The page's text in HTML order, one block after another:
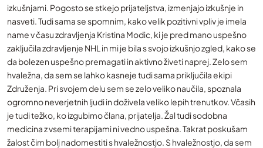
izkušnjami. Pogosto se stkejo prijateljstva, izmenjajo izkušnje in
nasveti. Tudi sama se spomnim, kako velik pozitivni vpliv je imela
name v času zdravljenja Kristina Modic, ki je pred mano uspešno
zaključila zdravljenje NHL in mi je bila s svojo izkušnjo zgled, kako se
da bolezen uspešno premagati in aktivno živeti naprej. Zelo sem
hvaležna, da sem se lahko kasneje tudi sama priključila ekipi
Združenja. Pri svojem delu sem se zelo veliko naučila, spoznala
ogromno neverjetnih ljudi in doživela veliko lepih trenutkov. Včasih
je tudi težko, ko izgubimo člana, prijatelja. Žal tudi sodobna
medicina z vsemi terapijami ni vedno uspešna. Takrat poskušam
žalost čim bolj nadomestiti s hvaležnostjo. S hvaležnostjo, da sem